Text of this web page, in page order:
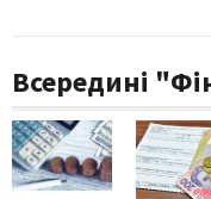
Всередині